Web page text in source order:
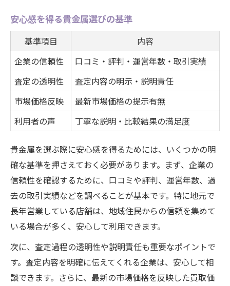
大府市で話題の貴金属情報まとめ
安心感を得る貴金属選びの基準
基準項目
内容
企業の信頼性
口コミ・評判・運営年数・取引実績
査定の透明性
査定内容の明示・説明責任
市場価格反映
最新市場価格の提示有無
利用者の声
丁寧な説明・比較結果の満足度
貴金属を選ぶ際に安心感を得るためには、いくつかの明
確な基準を押さえておく必要があります。まず、企業の
信頼性を確認するために、口コミや評判、運営年数、過
去の取引実績などを調べることが基本です。特に地元で
長年営業している店舗は、地域住民からの信頼を集めて
いる場合が多く、安心して利用できます。
次に、査定過程の透明性や説明責任も重要なポイントで
す。査定内容を明確に伝えてくれる企業は、安心して相
談できます。さらに、最新の市場価格を反映した買取価